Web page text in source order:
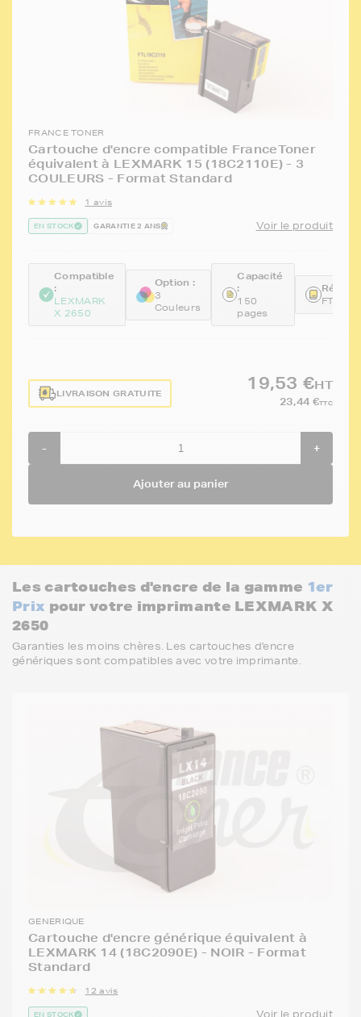
FRANCE TONER
Cartouche d'encre compatible FranceToner
équivalent à LEXMARK 15 (18C2110E) - 3
COULEURS - Format Standard
1 avis
EN STOCK GARANTIE 2 ANS Voir le produit
Compatible
:
LEXMARK
X 2650
Option :
3
Couleurs
Capacité
:
150
pages
LIVRAISON GRATUITE
19,53 €HT
23,44 €TTC
- +
Ajouter au panier
Les cartouches d'encre de la gamme 1er
Prix pour votre imprimante LEXMARK X
2650
Garanties les moins chères. Les cartouches d'encre
génériques sont compatibles avec votre imprimante.
GENERIQUE
Cartouche d'encre générique équivalent à
LEXMARK 14 (18C2090E) - NOIR - Format
Standard
12 avis
EN STOCK Voir le produit